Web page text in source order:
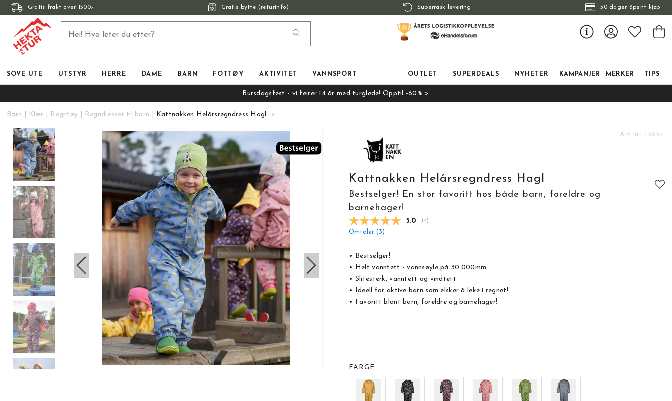
Gratis frakt over 1500,- Gratis bytte (returinfo) Superrask levering 30 dager åpent kjøp
SOVE UTE UTSTYR HERRE DAME BARN FOTTØY AKTIVITET VANNSPORT OUTLET SUPERDEALS NYHETER KAMPANJER MERKER TIPS
Bursdagsfest - vi feirer 14 år med turglede! Opptil -60% >
Barn Klær Regntøy Regndresser til barn Kattnakken Helårsregndress Hagl
Art. nr. 1363-
Kattnakken Helårsregndress Hagl
Bestselger! En stor favoritt hos både barn, foreldre og
barnehager!
Gjennomsnittskarakter:
5.0 (stemmer:
4)
Omtaler ( 3 )
• Bestselger!
• Helt vanntett - vannsøyle på 30.000mm
• Slitesterk, vanntett og vindtett
• Ideell for aktive barn som elsker å leke i regnet!
• Favoritt blant barn, foreldre og barnehager!
FARGE